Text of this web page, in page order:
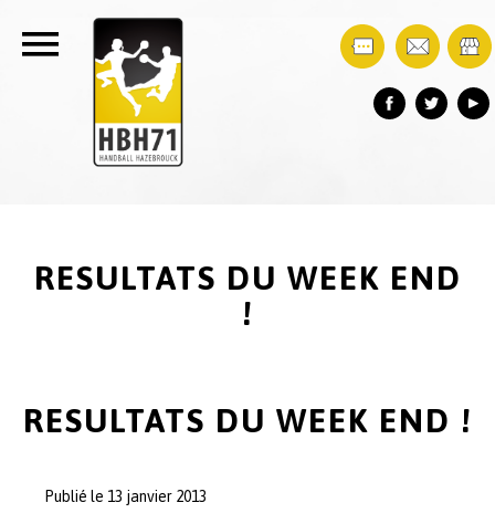
RESULTATS DU WEEK END
!
RESULTATS DU WEEK END !
Publié le 13 janvier 2013